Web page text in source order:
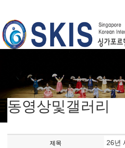
동영상및갤러리
제목 26년